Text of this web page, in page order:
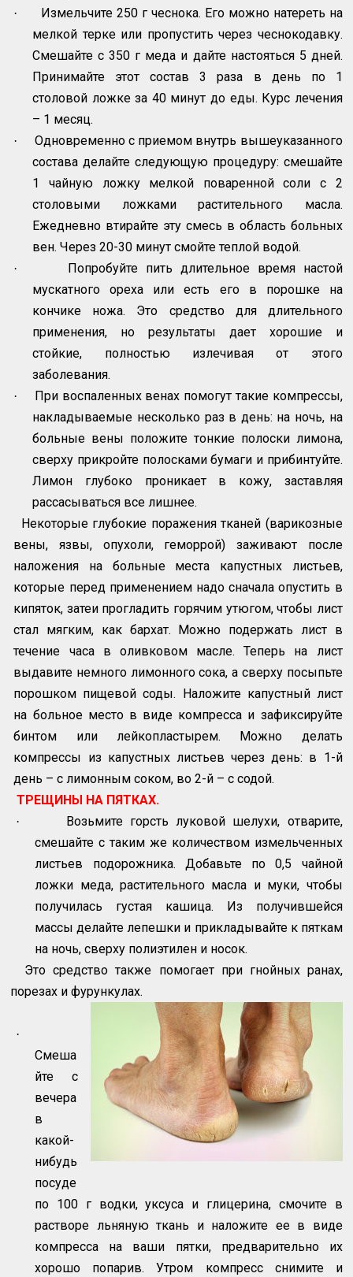
·
Измельчите 250 г чеснока. Его можно натереть на
мелкой терке или пропустить через чеснокодавку.
Смешайте с 350 г меда и дайте настояться 5 дней.
Принимайте этот состав 3 раза в день по 1
столовой ложке за 40 минут до еды. Курс лечения
– 1 месяц.
·
Одновременно с приемом внутрь вышеуказанного
состава делайте следующую процедуру: смешайте
1 чайную ложку мелкой поваренной соли с 2
столовыми ложками растительного масла.
Ежедневно втирайте эту смесь в область больных
вен. Через 20-30 минут смойте теплой водой.
·
Попробуйте пить длительное время настой
мускатного ореха или есть его в порошке на
кончике ножа. Это средство для длительного
применения, но результаты дает хорошие и
стойкие, полностью излечивая от этого
заболевания.
·
При воспаленных венах помогут такие компрессы,
накладываемые несколько раз в день: на ночь, на
больные вены положите тонкие полоски лимона,
сверху прикройте полосками бумаги и прибинтуйте.
Лимон глубоко проникает в кожу, заставляя
рассасываться все лишнее.
Некоторые глубокие поражения тканей (варикозные
вены, язвы, опухоли, геморрой) заживают после
наложения на больные места капустных листьев,
которые перед применением надо сначала опустить в
кипяток, затеи прогладить горячим утюгом, чтобы лист
стал мягким, как бархат. Можно подержать лист в
течение часа в оливковом масле. Теперь на лист
выдавите немного лимонного сока, а сверху посыпьте
порошком пищевой соды. Наложите капустный лист
на больное место в виде компресса и зафиксируйте
бинтом или лейкопластырем. Можно делать
компрессы из капустных листьев через день: в 1-й
день – с лимонным соком, во 2-й – с содой.
ТРЕЩИНЫ НА ПЯТКАХ.
·
Возьмите горсть луковой шелухи, отварите,
смешайте с таким же количеством измельченных
листьев подорожника. Добавьте по 0,5 чайной
ложки меда, растительного масла и муки, чтобы
получилась густая кашица. Из получившейся
массы делайте лепешки и прикладывайте к пяткам
на ночь, сверху полиэтилен и носок.
Это средство также помогает при гнойных ранах,
порезах и фурункулах.
·
Смеша
йте с
вечера
в
какой-
нибудь
посуде
по 100 г водки, уксуса и глицерина, смочите в
растворе льняную ткань и наложите ее в виде
компресса на ваши пятки, предварительно их
хорошо попарив. Утром компресс снимите и